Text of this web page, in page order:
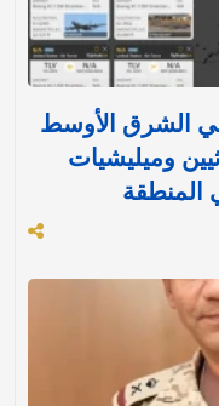
الشرق الأوسط
وميليشيات
المنطقة